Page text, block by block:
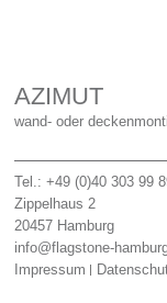
AZIMUT
wand- oder
Tel.: +49 (0)40 303 99
Zippelhaus 2
20457 Hamburg
info@flagstone-
Impressum